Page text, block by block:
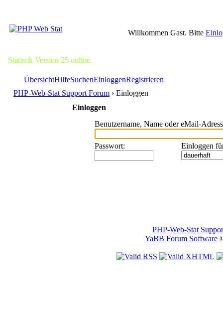
Willkommen Gast. Bitte
Statistik Version 25 online.
ÜbersichtHilfeSuchenEinloggenRegistrieren
PHP-Web-Stat Support Forum › Einloggen
Einloggen
Benutzername, Name oder eMail-
Passwort: Einloggen
PHP-Web-Stat
YaBB Forum Software©